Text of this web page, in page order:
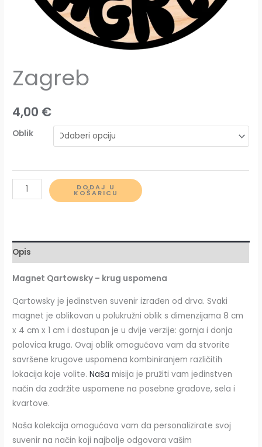
Zagreb
4,00 €
Oblik
Zagreb
količina
DODAJ U
KOŠARICU
Opis
Magnet Qartowsky – krug uspomena
Qartowsky je jedinstven suvenir izrađen od drva. Svaki
magnet je oblikovan u polukružni oblik s dimenzijama 8 cm
x 4 cm x 1 cm i dostupan je u dvije verzije: gornja i donja
polovica kruga. Ovaj oblik omogućava vam da stvorite
savršene krugove uspomena kombiniranjem različitih
lokacija koje volite.Naša misija je pružiti vam jedinstven
način da zadržite uspomene na posebne gradove, sela i
kvartove.
Naša kolekcija omogućava vam da personalizirate svoj
suvenir na način koji najbolje odgovara vašim